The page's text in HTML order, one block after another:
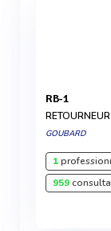
RB-1
GOUBARD
1
959